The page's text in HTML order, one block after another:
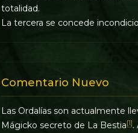
totalidad.
La tercera se concede
Comentario Nuevo
Las Ordalías son actualmente
Mágicko secreto de La Bestia[1].